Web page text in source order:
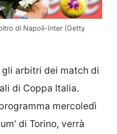
di Napoli-Inter (Getty
arbitri dei match di
di Coppa Italia.
mercoledì
di Torino, verrà